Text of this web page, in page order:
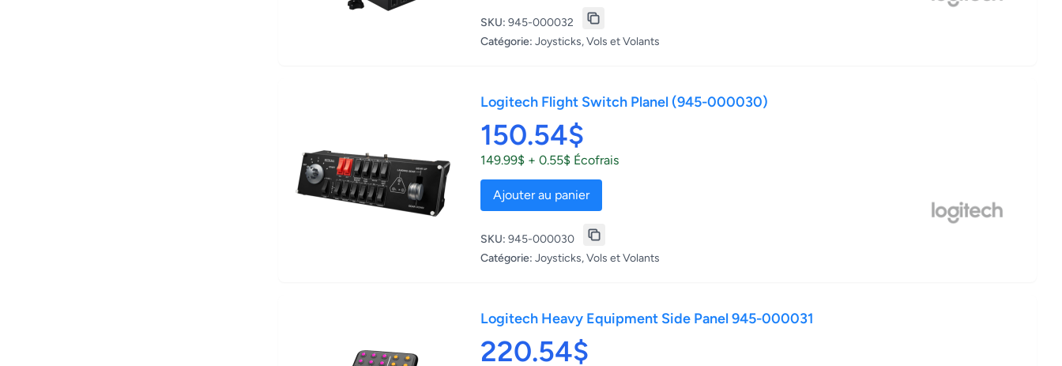
SKU: 945-000032
Catégorie: Joysticks, Vols et Volants
Logitech Flight Switch Planel (945-000030)
150.54$
149.99$ + 0.55$ Écofrais
Ajouter au panier
SKU: 945-000030
Catégorie: Joysticks, Vols et Volants
Logitech Heavy Equipment Side Panel 945-000031
220.54$